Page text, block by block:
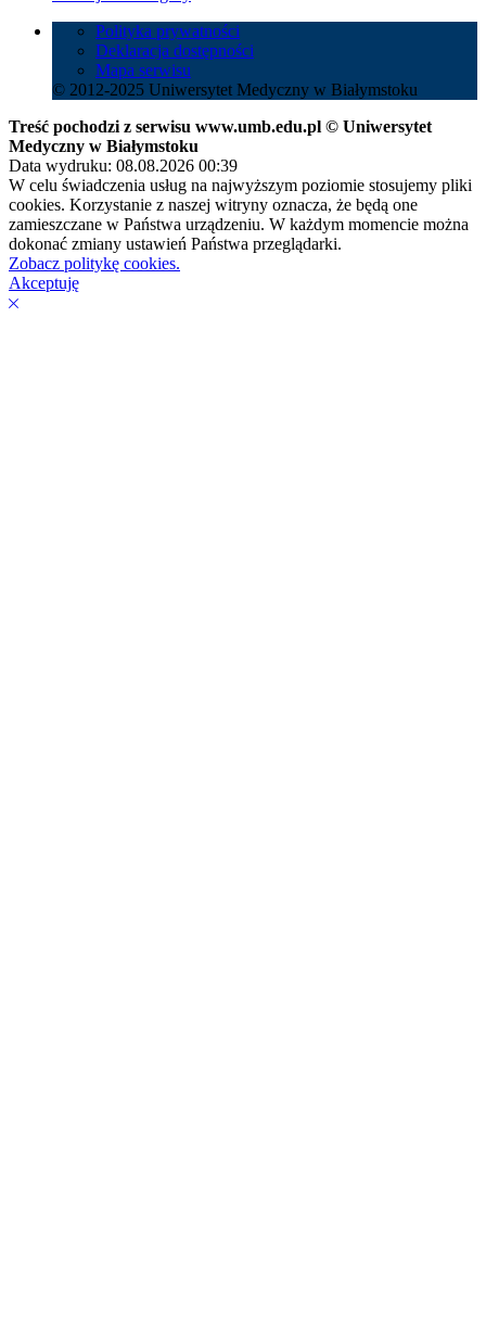
Polityka prywatności
Deklaracja dostępności
Mapa serwisu
© 2012-2025 Uniwersytet Medyczny w Białymstoku
Treść pochodzi z serwisu www.umb.edu.pl © Uniwersytet
Medyczny w Białymstoku
Data wydruku: 08.08.2026 00:39
W celu świadczenia usług na najwyższym poziomie stosujemy pliki
cookies. Korzystanie z naszej witryny oznacza, że będą one
zamieszczane w Państwa urządzeniu. W każdym momencie można
dokonać zmiany ustawień Państwa przeglądarki.
Zobacz politykę cookies.
Akceptuję